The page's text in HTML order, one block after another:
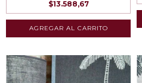
$13.588,67